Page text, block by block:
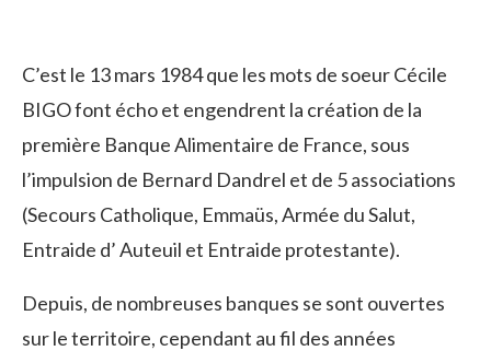
C’est le 13 mars 1984 que les mots de soeur Cécile
BIGO font écho et engendrent la création de la
première Banque Alimentaire de France, sous
l’impulsion de Bernard Dandrel et de 5 associations
(Secours Catholique, Emmaüs, Armée du Salut,
Entraide d’ Auteuil et Entraide protestante).
Depuis, de nombreuses banques se sont ouvertes
sur le territoire, cependant au fil des années